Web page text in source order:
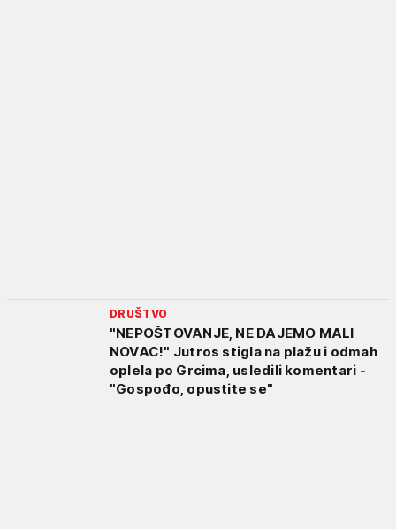
DRUŠTVO
"NEPOŠTOVANJE, NE DAJEMO MALI
NOVAC!" Jutros stigla na plažu i odmah
oplela po Grcima, usledili komentari -
"Gospođo, opustite se"